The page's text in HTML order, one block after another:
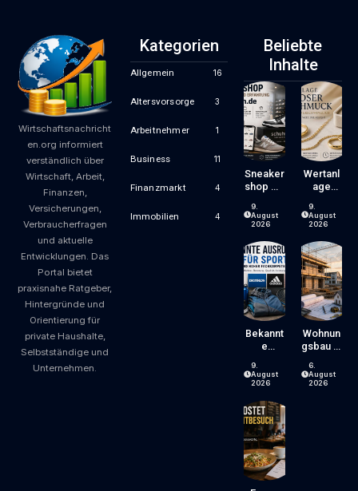
Wirtschaftsnachricht
en.org informiert
verständlich über
Wirtschaft, Arbeit,
Finanzen,
Versicherungen,
Verbraucherfragen
und aktuelle
Entwicklungen. Das
Portal bietet
praxisnahe Ratgeber,
Hintergründe und
Orientierung für
private Haushalte,
Selbstständige und
Unternehmen.
Kategorien
Allgemein 16
Altersvorsorge 3
Arbeitnehmer 1
Business 11
Finanzmarkt 4
Immobilien 4
Beliebte
Inhalte
Sneaker
Shop Mit
Enz Und
Erfahrun
9.
August
2026
Wertanl
Age
R
Echtsch
Einfach
Schön
Und
Erschwi
Nglich
9.
August
2026
Bekannt
E
Er Für
Sport
Hoher
Fachko
Mpeten
Z
9.
August
2026
Wohnun
Gsbau In
Krise:
Worauf
6.
August
2026